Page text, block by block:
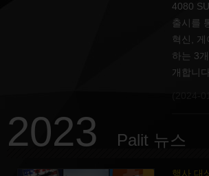
4080
출시를
혁신,
하는 3
개합니다.
2023 Palit 뉴스
행사 대